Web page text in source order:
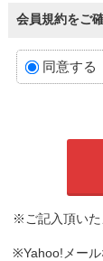
会員規約をご
同意する
※ご記入頂いた
※Yahoo!メール